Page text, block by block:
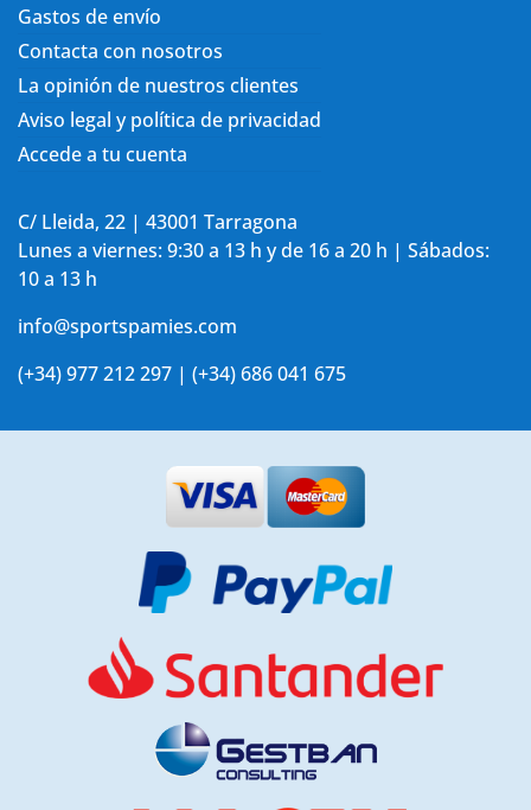
Gastos de envío
Contacta con nosotros
La opinión de nuestros clientes
Aviso legal y política de privacidad
Accede a tu cuenta
C/ Lleida, 22 | 43001 Tarragona
Lunes a viernes: 9:30 a 13 h y de 16 a 20 h | Sábados:
10 a 13 h
info@sportspamies.com
(+34) 977 212 297 | (+34) 686 041 675